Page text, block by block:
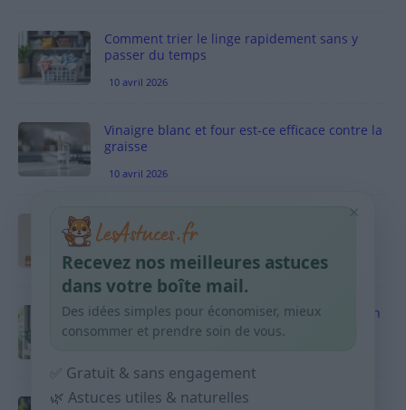
Comment trier le linge rapidement sans y
passer du temps
10 avril 2026
Vinaigre blanc et four est-ce efficace contre la
graisse
10 avril 2026
Taches pigmentaires : routine simple +
habitudes qui aident
9 avril 2026
Produits ménagers : comment économiser en
courses sans acheter 10 sprays
Budget mensuel : méthode rapide pour
×
Recevez nos meilleures astuces
dans votre boîte mail.
Des idées simples pour économiser, mieux
consommer et prendre soin de vous.
✅ Gratuit & sans engagement
🌿 Astuces utiles & naturelles